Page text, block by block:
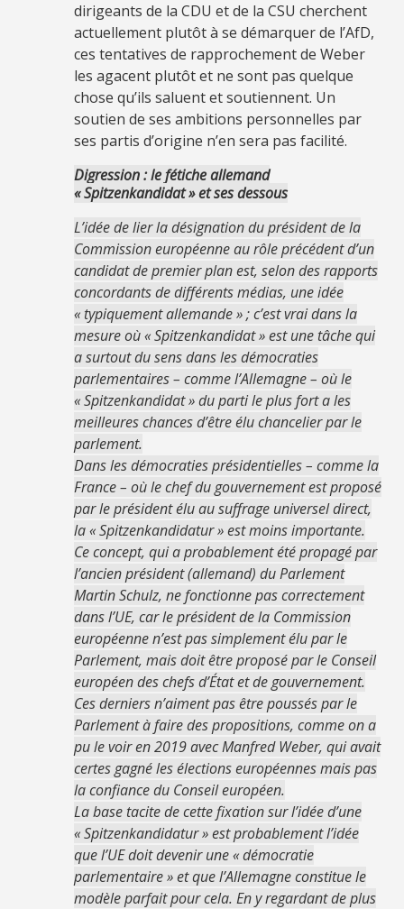
dirigeants de la CDU et de la CSU cherchent
actuellement plutôt à se démarquer de l’AfD,
ces tentatives de rapprochement de Weber
les agacent plutôt et ne sont pas quelque
chose qu’ils saluent et soutiennent. Un
soutien de ses ambitions personnelles par
ses partis d’origine n’en sera pas facilité.
Digression : le fétiche allemand
« Spitzenkandidat » et ses dessous
L’idée de lier la désignation du président de la
Commission européenne au rôle précédent d’un
candidat de premier plan est, selon des rapports
concordants de différents médias, une idée
« typiquement allemande » ; c’est vrai dans la
mesure où « Spitzenkandidat » est une tâche qui
a surtout du sens dans les démocraties
parlementaires – comme l’Allemagne – où le
« Spitzenkandidat » du parti le plus fort a les
meilleures chances d’être élu chancelier par le
parlement.
Dans les démocraties présidentielles – comme la
France – où le chef du gouvernement est proposé
par le président élu au suffrage universel direct,
la « Spitzenkandidatur » est moins importante.
Ce concept, qui a probablement été propagé par
l’ancien président (allemand) du Parlement
Martin Schulz, ne fonctionne pas correctement
dans l’UE, car le président de la Commission
européenne n’est pas simplement élu par le
Parlement, mais doit être proposé par le Conseil
européen des chefs d’État et de gouvernement.
Ces derniers n’aiment pas être poussés par le
Parlement à faire des propositions, comme on a
pu le voir en 2019 avec Manfred Weber, qui avait
certes gagné les élections européennes mais pas
la confiance du Conseil européen.
La base tacite de cette fixation sur l’idée d’une
« Spitzenkandidatur » est probablement l’idée
que l’UE doit devenir une « démocratie
parlementaire » et que l’Allemagne constitue le
modèle parfait pour cela. En y regardant de plus